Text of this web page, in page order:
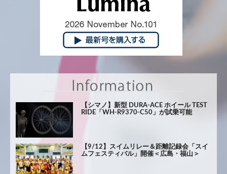
【シマノ】新型 DURA-ACE ホイール TEST
RIDE「WH-R9370-C50」が試乗可能
【9/12】スイムリレー＆距離記録会「スイ
ムフェスティバル」開催＜広島・福山＞